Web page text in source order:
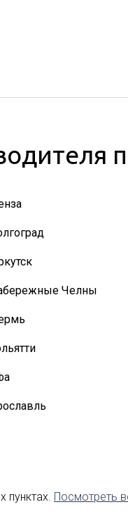
Челны
пунктах. Посмотреть